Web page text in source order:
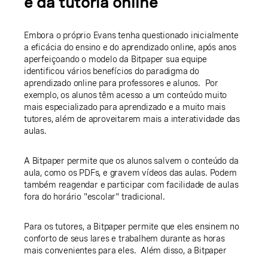
Embora o próprio Evans tenha questionado inicialmente
a eficácia do ensino e do aprendizado online, após anos
aperfeiçoando o modelo da Bitpaper sua equipe
identificou vários benefícios do paradigma do
aprendizado online para professores e alunos. Por
exemplo, os alunos têm acesso a um conteúdo muito
mais especializado para aprendizado e a muito mais
tutores, além de aproveitarem mais a interatividade das
aulas.
A Bitpaper permite que os alunos salvem o conteúdo da
aula, como os PDFs, e gravem vídeos das aulas. Podem
também reagendar e participar com facilidade de aulas
fora do horário "escolar" tradicional.
Para os tutores, a Bitpaper permite que eles ensinem no
conforto de seus lares e trabalhem durante as horas
mais convenientes para eles. Além disso, a Bitpaper